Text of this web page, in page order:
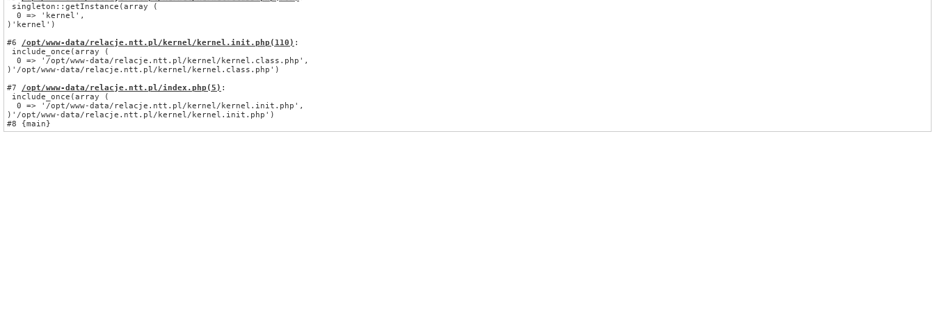
singleton::getInstance(array (
  0 => 'kernel',
)'kernel')
#6 /opt/www-data/relacje.ntt.pl/kernel/kernel.init.php (110) :
include_once(array (
  0 => '/opt/www-data/relacje.ntt.pl/kernel/kernel.class.php',
)'/opt/www-data/relacje.ntt.pl/kernel/kernel.class.php')
#7 /opt/www-data/relacje.ntt.pl/index.php (5) :
include_once(array (
  0 => '/opt/www-data/relacje.ntt.pl/kernel/kernel.init.php',
)'/opt/www-data/relacje.ntt.pl/kernel/kernel.init.php')
#8 {main}